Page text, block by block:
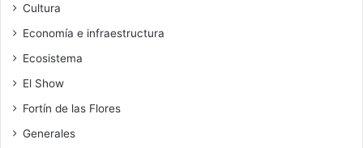
Cultura
Economía e infraestructura
Ecosistema
El Show
Fortín de las Flores
Generales